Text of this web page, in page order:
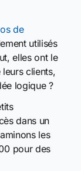
de
utilisés
elles ont le
clients,
logique ?
dans un
les
pour des